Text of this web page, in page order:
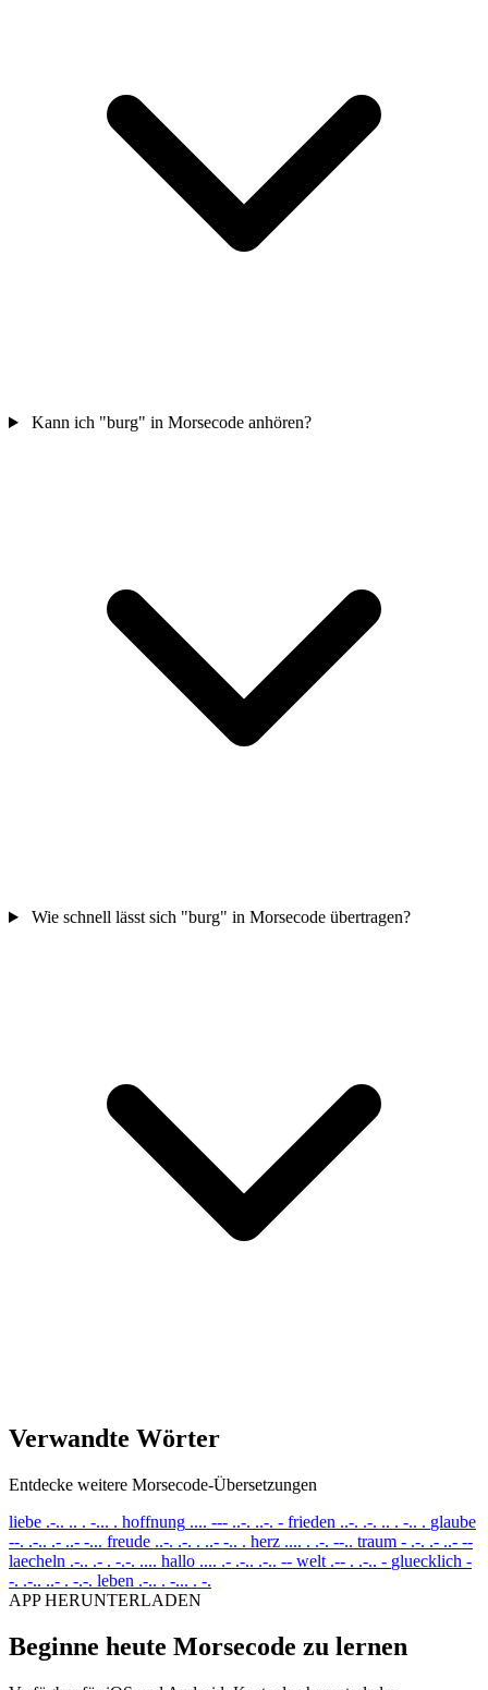
Kann ich "burg" in Morsecode anhören?
Wie schnell lässt sich "burg" in Morsecode übertragen?
Verwandte Wörter
Entdecke weitere Morsecode-Übersetzungen
liebe .-.. .. . -... . hoffnung .... --- ..-. ..-. - frieden ..-. .-. .. . -.. . glaube
--. .-.. .- ..- -... freude ..-. .-. . ..- -.. . herz .... . .-. --.. traum - .-. .- ..- --
laecheln .-.. .- . -.-. .... hallo .... .- .-.. .-.. -- welt .-- . .-.. - gluecklich -
-. .-.. ..- . -.-. leben .-.. . -... . -.
APP HERUNTERLADEN
Beginne heute Morsecode zu lernen